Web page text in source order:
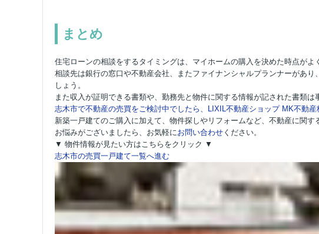
まとめ
住宅ローンの相談をするタイミングは、マイホームの購入を決めた時点が
相談先は銀行の窓口や不動産会社、またファイナンシャルプランナーがあ
しょう。
また収入が証明できる書類や、勤務先と物件に関する情報が記された書類は
志木市で不動産の売買をご検討中でしたら、LIXIL不動産ショップ MK不動産
新築一戸建てのご購入に加えて、物件探しやリフォームなど、不動産に関す
お悩みがございましたら、お気軽にお問い合わせ ください。
▼ 物件情報が見たい方はこちらをクリック ▼
志木市の売買一戸建て一覧へ進む